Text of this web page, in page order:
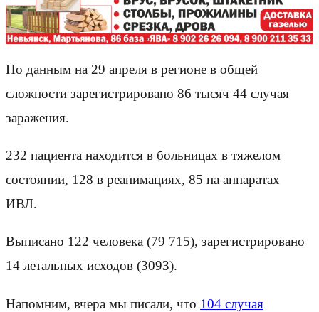
По данным на 29 апреля в регионе в общей
сложности зарегистрировано 86 тысяч 44 случая
заражения.
232 пациента находится в больницах в тяжелом
состоянии, 128 в реанимациях, 85 на аппаратах
ИВЛ.
Выписано 122 человека (79 715), зарегистрировано
14 летальных исходов (3093).
Напомним, вчера мы писали, что 104 случая